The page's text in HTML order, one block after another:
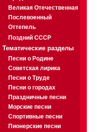
Великая Отечественная
Послевоенный
Оттепель
Поздний СССР
Тематические разделы
Песни о Родине
Советская лирика
Песни о Труде
Песни о городах
Праздничные песни
Морские песни
Спортивные песни
Пионерские песни